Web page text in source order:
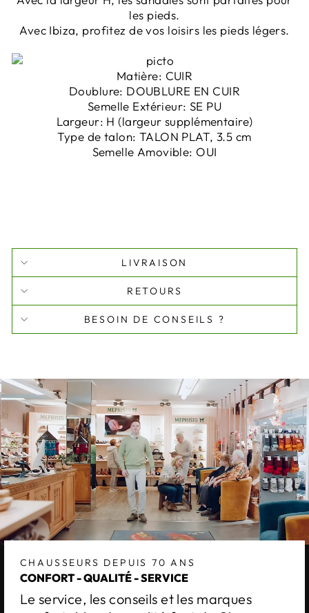
les pieds.
Avec Ibiza, profitez de vos loisirs les pieds légers.
Matière: CUIR
Doublure: DOUBLURE EN CUIR
Semelle Extérieur: SE PU
Largeur: H (largeur supplémentaire)
Type de talon: TALON PLAT, 3.5 cm
Semelle Amovible: OUI
LIVRAISON
RETOURS
BESOIN DE CONSEILS ?
CHAUSSEURS DEPUIS 70 ANS
CONFORT - QUALITÉ - SERVICE
Le service, les conseils et les marques